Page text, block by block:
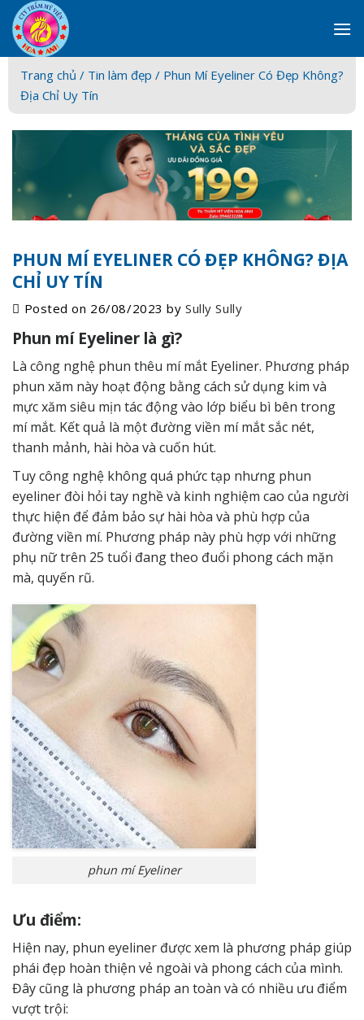
Skip
to
content
Trang chủ / Tin làm đẹp / Phun Mí Eyeliner Có Đẹp Không?
Địa Chỉ Uy Tín
PHUN MÍ EYELINER CÓ ĐẸP KHÔNG? ĐỊA
CHỈ UY TÍN
Posted on 26/08/2023 bySully Sully
Phun mí Eyeliner là gì?
Là công nghệ phun thêu mí mắt Eyeliner. Phương pháp
phun xăm này hoạt động bằng cách sử dụng kim và
mực xăm siêu mịn tác động vào lớp biểu bì bên trong
mí mắt. Kết quả là một đường viền mí mắt sắc nét,
thanh mảnh, hài hòa và cuốn hút.
Tuy công nghệ không quá phức tạp nhưng phun
eyeliner đòi hỏi tay nghề và kinh nghiệm cao của người
thực hiện để đảm bảo sự hài hòa và phù hợp của
đường viền mí. Phương pháp này phù hợp với những
phụ nữ trên 25 tuổi đang theo đuổi phong cách mặn
mà, quyến rũ.
phun mí Eyeliner
Ưu điểm:
Hiện nay, phun eyeliner được xem là phương pháp giúp
phái đẹp hoàn thiện vẻ ngoài và phong cách của mình.
Đây cũng là phương pháp an toàn và có nhiều ưu điểm
vượt trội: